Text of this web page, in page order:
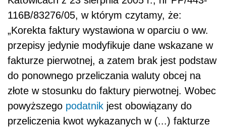
116B/83276/05, w którym czytamy, że:
„Korekta faktury wystawiona w oparciu o ww.
przepisy jedynie modyfikuje dane wskazane w
fakturze pierwotnej, a zatem brak jest podstaw
do ponownego przeliczania waluty obcej na
złote w stosunku do faktury pierwotnej. Wobec
powyższego podatnik jest obowiązany do
przeliczenia kwot wykazanych w (...) fakturze